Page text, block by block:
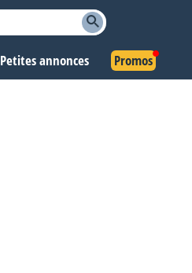
Petites annonces Promos